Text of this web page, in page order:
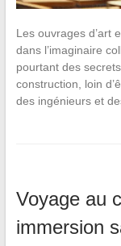
Les ouvrages d’art
dans l’imaginaire
pourtant des
construction, loin
des ingénieurs et
Voyage au
immersion